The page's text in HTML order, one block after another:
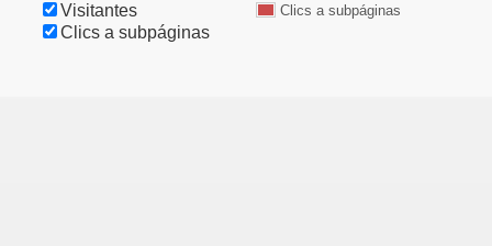
Clics a subpáginas
Visitantes
Clics a subpáginas